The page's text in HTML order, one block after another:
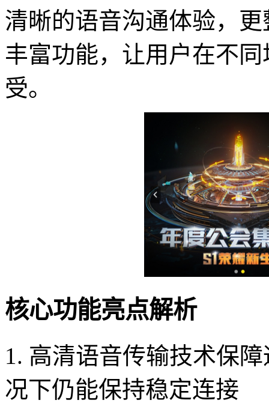
清晰的语音沟通体验，
丰富功能，让用户在不
受。
核心功能亮点解析
1. 高清语音传输技术保
况下仍能保持稳定连接